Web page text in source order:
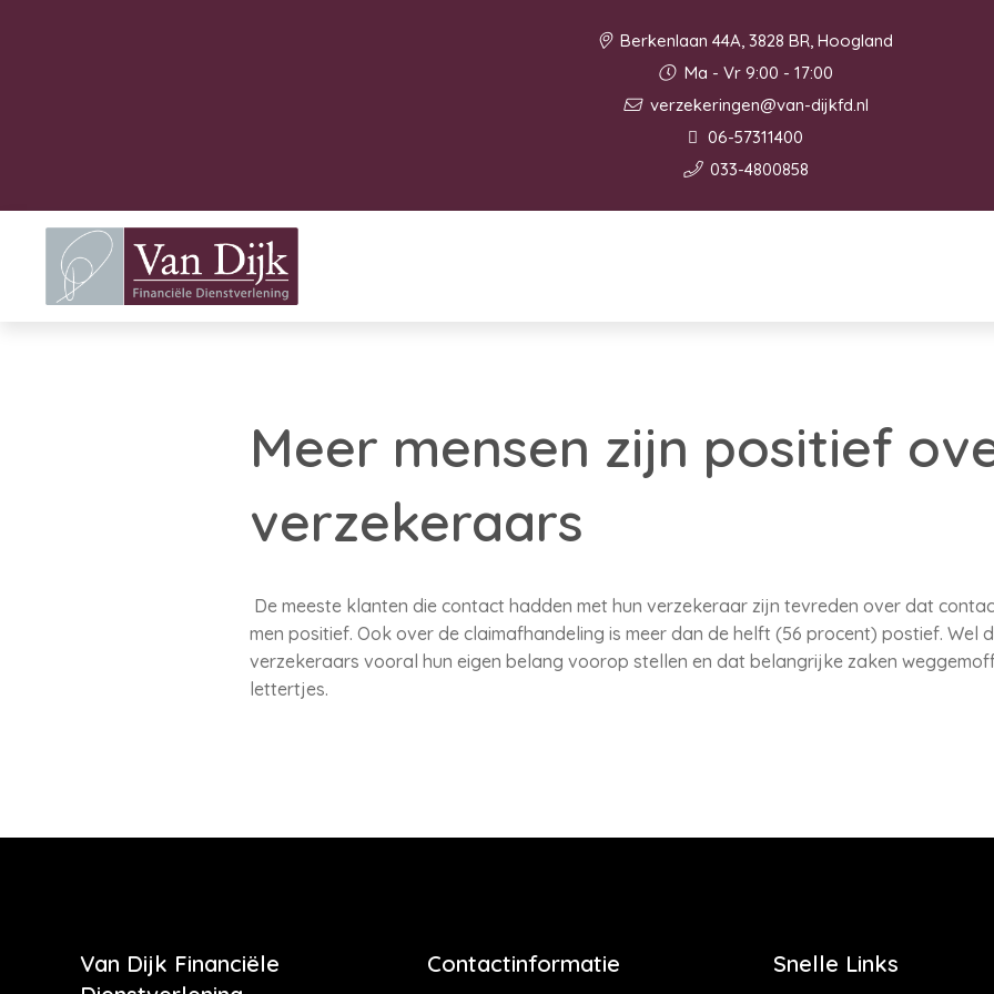
Berkenlaan 44A, 3828 BR, Hoogland
Ma - Vr 9:00 - 17:00
verzekeringen@van-dijkfd.nl
06-57311400
033-4800858
Meer mensen zijn positief
verzekeraars
De meeste klanten die contact hadden met hun verzekeraar zijn tevreden over dat
men positief. Ook over de claimafhandeling is meer dan de helft (56 procent) postief. Wel
verzekeraars vooral hun eigen belang voorop stellen en dat belangrijke zaken
lettertjes.
Van Dijk Financiële
Contactinformatie Snelle Links